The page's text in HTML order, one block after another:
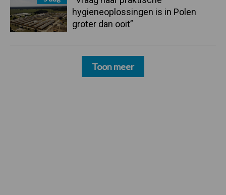
hygieneoplossingen is in Polen
groter dan ooit”
Toon meer